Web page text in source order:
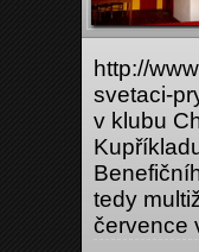
http://
svetaci-
v klubu
tedy
července